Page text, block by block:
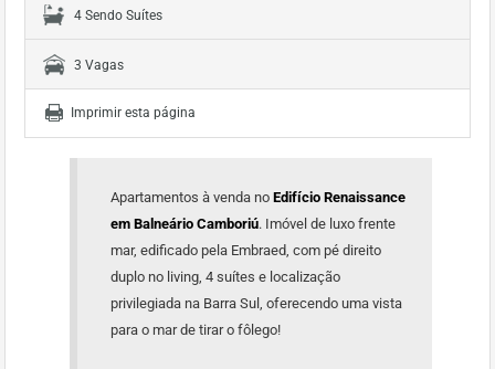
4 Sendo Suítes
3 Vagas
Imprimir esta página
Apartamentos à venda no Edifício Renaissance
em Balneário Camboriú. Imóvel de luxo frente
mar, edificado pela Embraed, com pé direito
duplo no living, 4 suítes e localização
privilegiada na Barra Sul, oferecendo uma vista
para o mar de tirar o fôlego!